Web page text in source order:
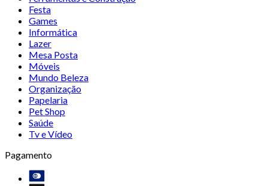
Festa
Games
Informática
Lazer
Mesa Posta
Móveis
Mundo Beleza
Organização
Papelaria
Pet Shop
Saúde
Tv e Vídeo
Pagamento